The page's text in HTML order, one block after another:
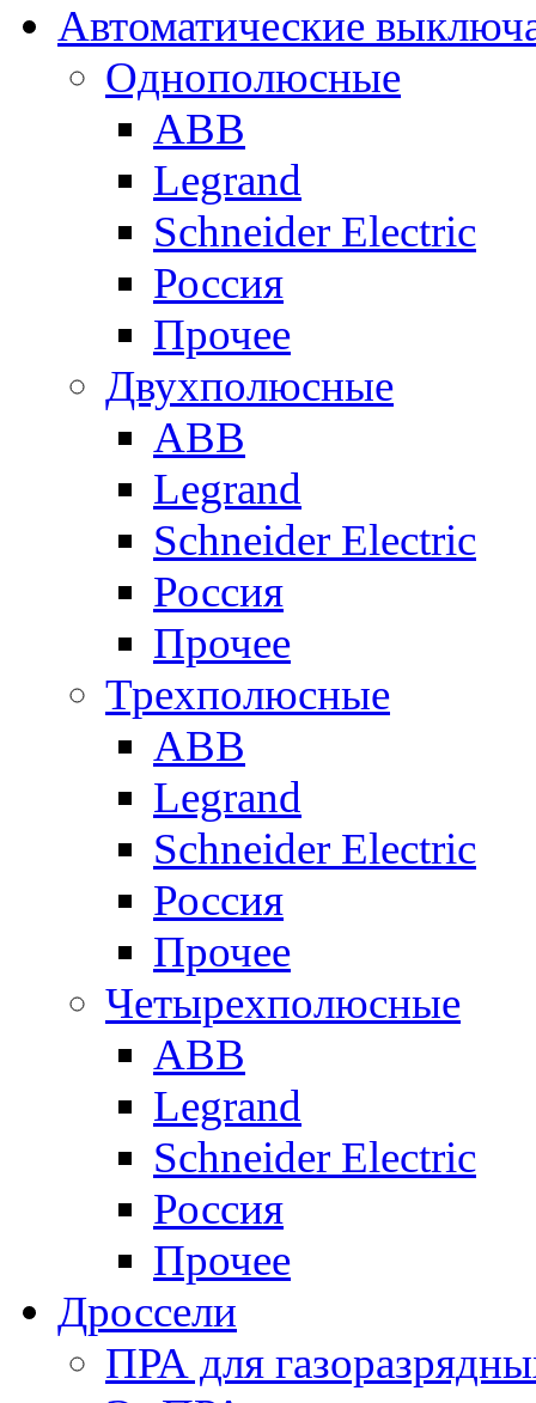
Автоматические
Однополюсные
ABB
Legrand
Schneider Electric
Россия
Прочее
Двухполюсные
ABB
Legrand
Schneider Electric
Россия
Прочее
Трехполюсные
ABB
Legrand
Schneider Electric
Россия
Прочее
Четырехполюсные
ABB
Legrand
Schneider Electric
Россия
Прочее
Дроссели
ПРА для